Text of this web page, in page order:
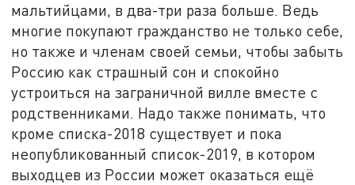
мальтийцами, в два-три раза больше. Ведь
многие покупают гражданство не только себе,
но также и членам своей семьи, чтобы забыть
Россию как страшный сон и спокойно
устроиться на заграничной вилле вместе с
родственниками. Надо также понимать, что
кроме списка-2018 существует и пока
неопубликованный список-2019, в котором
выходцев из России может оказаться ещё